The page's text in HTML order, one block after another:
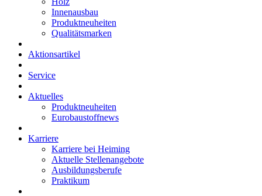
Innenausbau
Produktneuheiten
Qualitätsmarken
Aktionsartikel
Service
Aktuelles
Produktneuheiten
Eurobaustoffnews
Karriere
Karriere bei Heiming
Aktuelle Stellenangebote
Ausbildungsberufe
Praktikum